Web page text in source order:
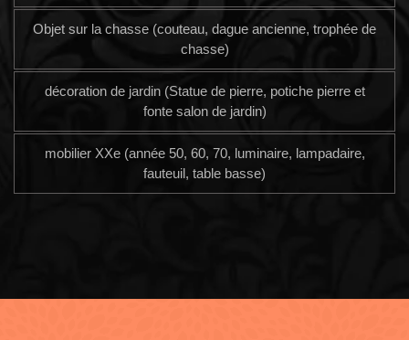
Objet sur la chasse (couteau, dague ancienne, trophée de
chasse)
décoration de jardin (Statue de pierre, potiche pierre et
fonte salon de jardin)
mobilier XXe (année 50, 60, 70, luminaire, lampadaire,
fauteuil, table basse)